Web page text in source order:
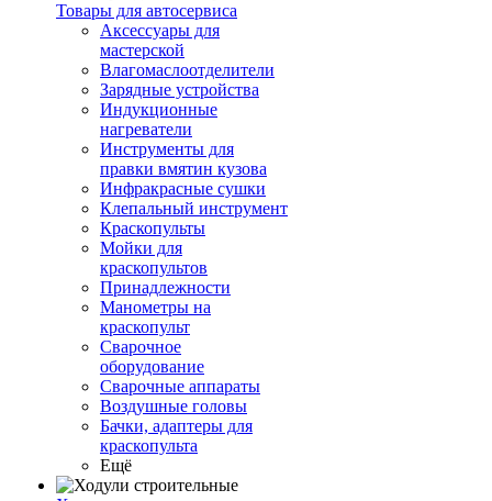
Товары для автосервиса
Аксессуары для
мастерской
Влагомаслоотделители
Зарядные устройства
Индукционные
нагреватели
Инструменты для
правки вмятин кузова
Инфракрасные сушки
Клепальный инструмент
Краскопульты
Мойки для
краскопультов
Принадлежности
Манометры на
краскопульт
Сварочное
оборудование
Сварочные аппараты
Воздушные головы
Бачки, адаптеры для
краскопульта
Ещё